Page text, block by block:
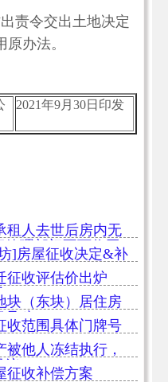
责令交出土地决定
办法。
2021年9月30日印发
租人去世后房内无
管理部门不可收回
]房屋征收决定&补
征收评估价出炉
）
块（东块）居住房
见稿）
收范围具体门牌号
他人冻结执行，
议
征收补偿方案